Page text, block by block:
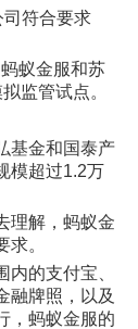
符合要求
蚁金服和苏
监管试点。
基金和国泰产
模超过1.2万
理解，蚂蚁金
。
的支付宝、
融牌照，以及
，蚂蚁金服的